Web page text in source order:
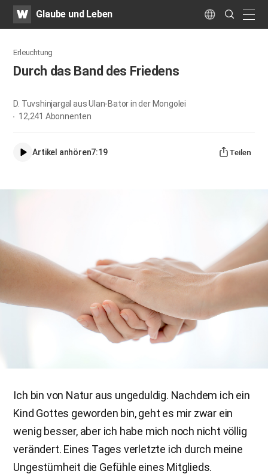
WATVGlaube und Leben Language
Search
Submit
Erleuchtung
Durch das Band des Friedens
D. Tuvshinjargal aus Ulan-Bator in der Mongolei
12,241 Abonnenten
Artikel anhören7:19 Teilen
Ich bin von Natur aus ungeduldig. Nachdem ich ein
Kind Gottes geworden bin, geht es mir zwar ein
wenig besser, aber ich habe mich noch nicht völlig
verändert. Eines Tages verletzte ich durch meine
Ungestümheit die Gefühle eines Mitglieds.